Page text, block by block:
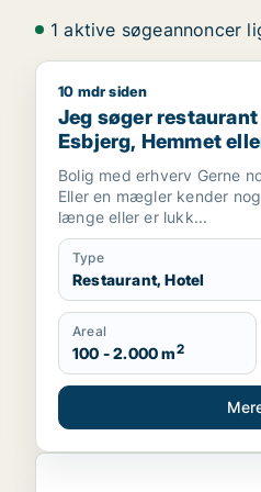
1 aktive søgeannoncer
Jeg søger restaurant
10 mdr siden
Jeg søger
Esbjerg, Hemmet
Bolig med erhverv Gerne noget som skal renoveres
Eller en mægler kender
længe eller er lukk...
Type
Restaurant, Hotel
Areal
100 - 2.000 m2